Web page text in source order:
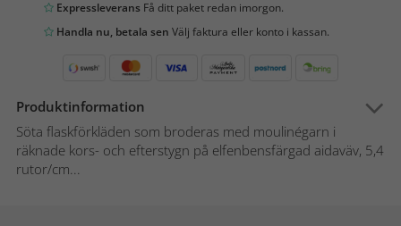
Expressleverans Få ditt paket redan imorgon.
Handla nu, betala sen Välj faktura eller konto i kassan.
Produktinformation
Söta flaskförkläden som broderas med moulinégarn i
räknade kors- och efterstygn på elfenbensfärgad aidaväv, 5,4
rutor/cm...